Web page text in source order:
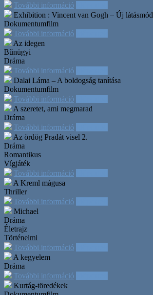
További információ
Exhibition : Vincent van Gogh – Új látásmód
Dokumentumfilm
További információ
Az idegen
Bűnügyi
Dráma
További információ
Dalai Láma – A boldogság tanítása
Dokumentumfilm
További információ
A szeretet, ami megmarad
Dráma
További információ
Az ördög Pradát visel 2.
Dráma
Romantikus
Vígjáték
További információ
A Kreml mágusa
Thriller
További információ
Michael
Dráma
Életrajz
Történelmi
További információ
A kegyelem
Dráma
További információ
Kurtág-töredékek